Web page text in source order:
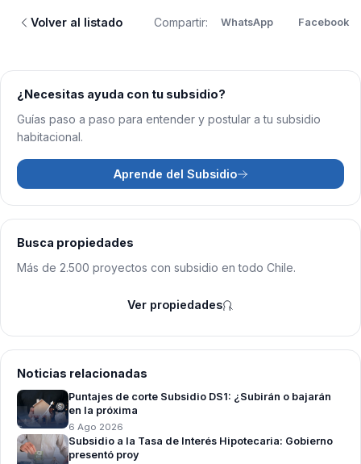
Volver al listado Compartir: WhatsApp Facebook
¿Necesitas ayuda con tu subsidio?
Guías paso a paso para entender y postular a tu subsidio
habitacional.
Aprende del Subsidio
Busca propiedades
Más de 2.500 proyectos con subsidio en todo Chile.
Ver propiedades
Noticias relacionadas
Puntajes de corte Subsidio DS1: ¿Subirán o bajarán
en la próxima
6 Ago 2026
Subsidio a la Tasa de Interés Hipotecaria: Gobierno
presentó proy